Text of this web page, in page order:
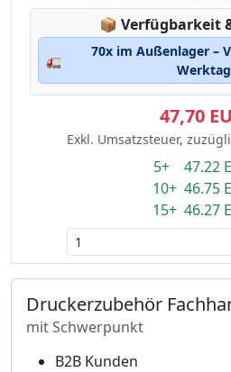
📦 Lagerstatus:
Verfügbarkeit
🚛
70x im Außenlager –
47,70
Exkl. Umsatzsteuer,
5+ 47.22
10+ 46.75
15+ 46.27
Druckerzubehör
mit Schwerpunkt
B2B Kunden